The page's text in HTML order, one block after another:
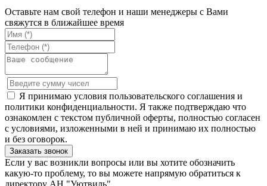
Оставьте нам свой телефон и наши менеджеры с Вами
свяжутся в ближайшее время
Я принимаю условия пользовательского соглашения и
политики конфиденциальности. Я также подтверждаю что
ознакомлен с текстом публичной оферты, полностью согласен
с условиями, изложенными в ней и принимаю их полностью
и без оговорок.
Если у вас возникли вопросы или вы хотите обозначить
какую-то проблему, то вы можете напрямую обратиться к